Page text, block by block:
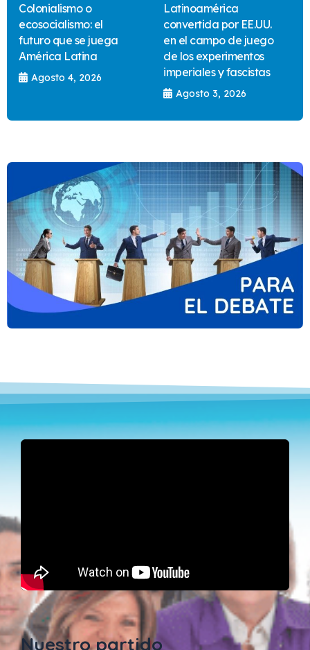
Colonialismo o
ecosocialismo: el
futuro que se juega
América Latina
Agosto 4, 2026
Latinoamérica
convertida por EE.UU.
en el campo de juego
de los experimentos
imperiales y fascistas
Agosto 3, 2026
Nuestro partido